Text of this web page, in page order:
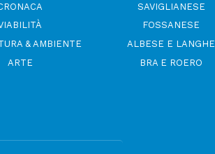
& AMBIENTE
ARTE
SAVIGLIANESE
FOSSANESE
ALBESE E LANGHE
BRA E ROERO